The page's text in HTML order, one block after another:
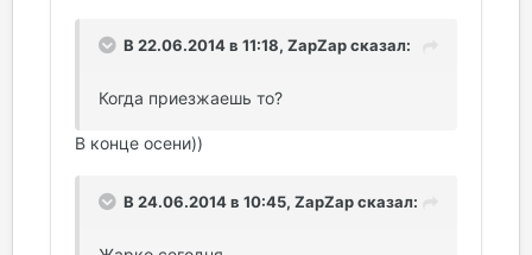
В 22.06.2014 в 11:18, ZapZap сказал:
Когда приезжаешь то?
В конце осени))
В 24.06.2014 в 10:45, ZapZap сказал: